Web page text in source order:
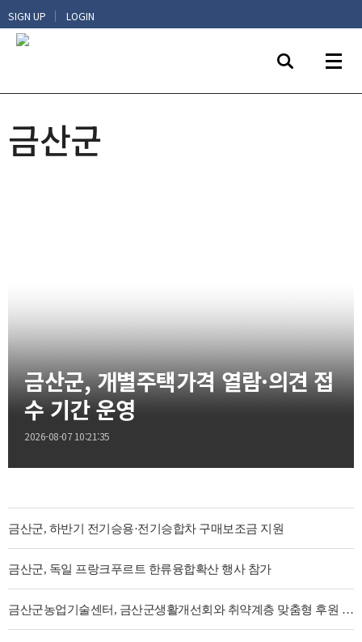
SIGN UP | LOGIN
금산군
금산군, 개별주택가격 열람·의견 접
수 기간 운영
2026-08-07 10:21:35
금산군, 하반기 전기승용·전기승합차 구매보조금 지원
금산군, 독일 프랑크푸르트 한류융합확산 행사 참가
금산군농업기술센터, 금산군생활개선회와 취약계층 맞춤형 후원 전개